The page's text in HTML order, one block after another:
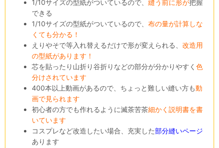
1/10サイズの型紙がついているので、縫う前に形が把握
できる
1/10サイズの型紙がついているので、布の量が計算しな
くても分かる！
えりやそで等入れ替えるだけで形が変えられる、改造用
の型紙があります！
芯を貼ったり山折り谷折りなどの部分が分かりやすく色
分けされています
400本以上動画があるので、ちょっと難しい縫い方も動
画で見られます
初心者の方でも作れるように滅茶苦茶細かく説明書を書
いています
コスプレなど改造したい場合、充実した部分縫いページ
あります